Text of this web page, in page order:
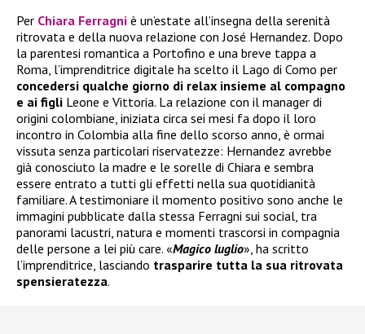
Per Chiara Ferragni è un’estate all’insegna della serenità
ritrovata e della nuova relazione con José Hernandez. Dopo
la parentesi romantica a Portofino e una breve tappa a
Roma, l’imprenditrice digitale ha scelto il Lago di Como per
concedersi qualche giorno di relax insieme al compagno
e ai figli Leone e Vittoria. La relazione con il manager di
origini colombiane, iniziata circa sei mesi fa dopo il loro
incontro in Colombia alla fine dello scorso anno, è ormai
vissuta senza particolari riservatezze: Hernandez avrebbe
già conosciuto la madre e le sorelle di Chiara e sembra
essere entrato a tutti gli effetti nella sua quotidianità
familiare. A testimoniare il momento positivo sono anche le
immagini pubblicate dalla stessa Ferragni sui social, tra
panorami lacustri, natura e momenti trascorsi in compagnia
delle persone a lei più care. «Magico luglio», ha scritto
l’imprenditrice, lasciando trasparire tutta la sua ritrovata
spensieratezza.